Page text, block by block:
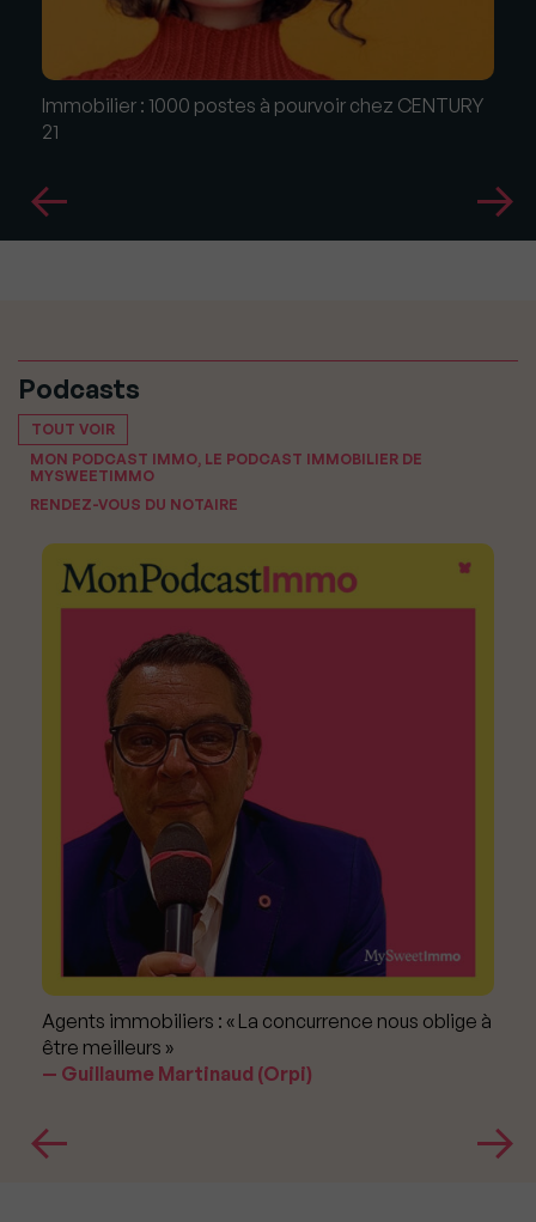
Immobilier : 1000 postes à pourvoir chez CENTURY
21
Podcasts
TOUT VOIR
MON PODCAST IMMO, LE PODCAST IMMOBILIER DE
MYSWEETIMMO
RENDEZ-VOUS DU NOTAIRE
Agents immobiliers : « La concurrence nous oblige à
être meilleurs »
Guillaume Martinaud (Orpi)